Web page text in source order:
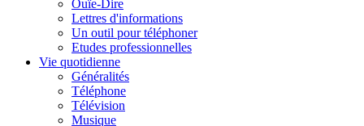
Ouïe-Dire
Lettres d'informations
Un outil pour téléphoner
Etudes professionnelles
Vie quotidienne
Généralités
Téléphone
Télévision
Musique